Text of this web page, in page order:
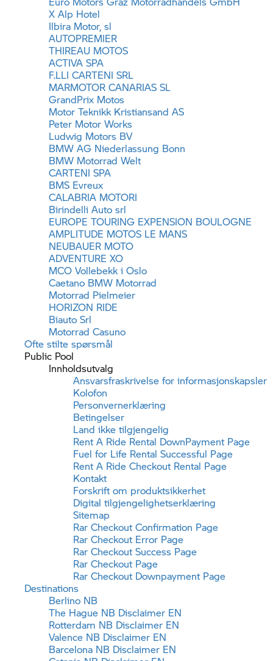
X Alp Hotel
Ilbira Motor, sl
AUTOPREMIER
THIREAU MOTOS
ACTIVA SPA
F.LLI CARTENI SRL
MARMOTOR CANARIAS SL
GrandPrix Motos
Motor Teknikk Kristiansand AS
Peter Motor Works
Ludwig Motors BV
BMW AG Niederlassung Bonn
BMW Motorrad Welt
CARTENI SPA
BMS Evreux
CALABRIA MOTORI
Birindelli Auto srl
EUROPE TOURING EXPENSION BOULOGNE
AMPLITUDE MOTOS LE MANS
NEUBAUER MOTO
ADVENTURE XO
MCO Vollebekk i Oslo
Caetano BMW Motorrad
Motorrad Pielmeier
HORIZON RIDE
Biauto Srl
Motorrad Casuno
Ofte stilte spørsmål
Public Pool
Innholdsutvalg
Ansvarsfraskrivelse for informasjonskapsler
Kolofon
Personvernerklæring
Betingelser
Land ikke tilgjengelig
Rent A Ride Rental DownPayment Page
Fuel for Life Rental Successful Page
Rent A Ride Checkout Rental Page
Kontakt
Forskrift om produktsikkerhet
Digital tilgjengelighetserklæring
Sitemap
Rar Checkout Confirmation Page
Rar Checkout Error Page
Rar Checkout Success Page
Rar Checkout Page
Rar Checkout Downpayment Page
Destinations
Berlino NB
The Hague NB Disclaimer EN
Rotterdam NB Disclaimer EN
Valence NB Disclaimer EN
Barcelona NB Disclaimer EN